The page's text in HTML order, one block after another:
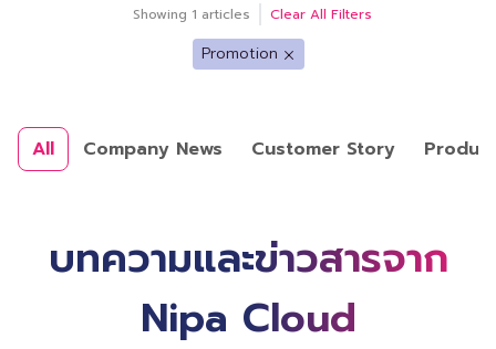
Showing 1 articles Clear All Filters
Promotion
All Company News Customer Story
บทความและข่าวสารจาก
Nipa Cloud